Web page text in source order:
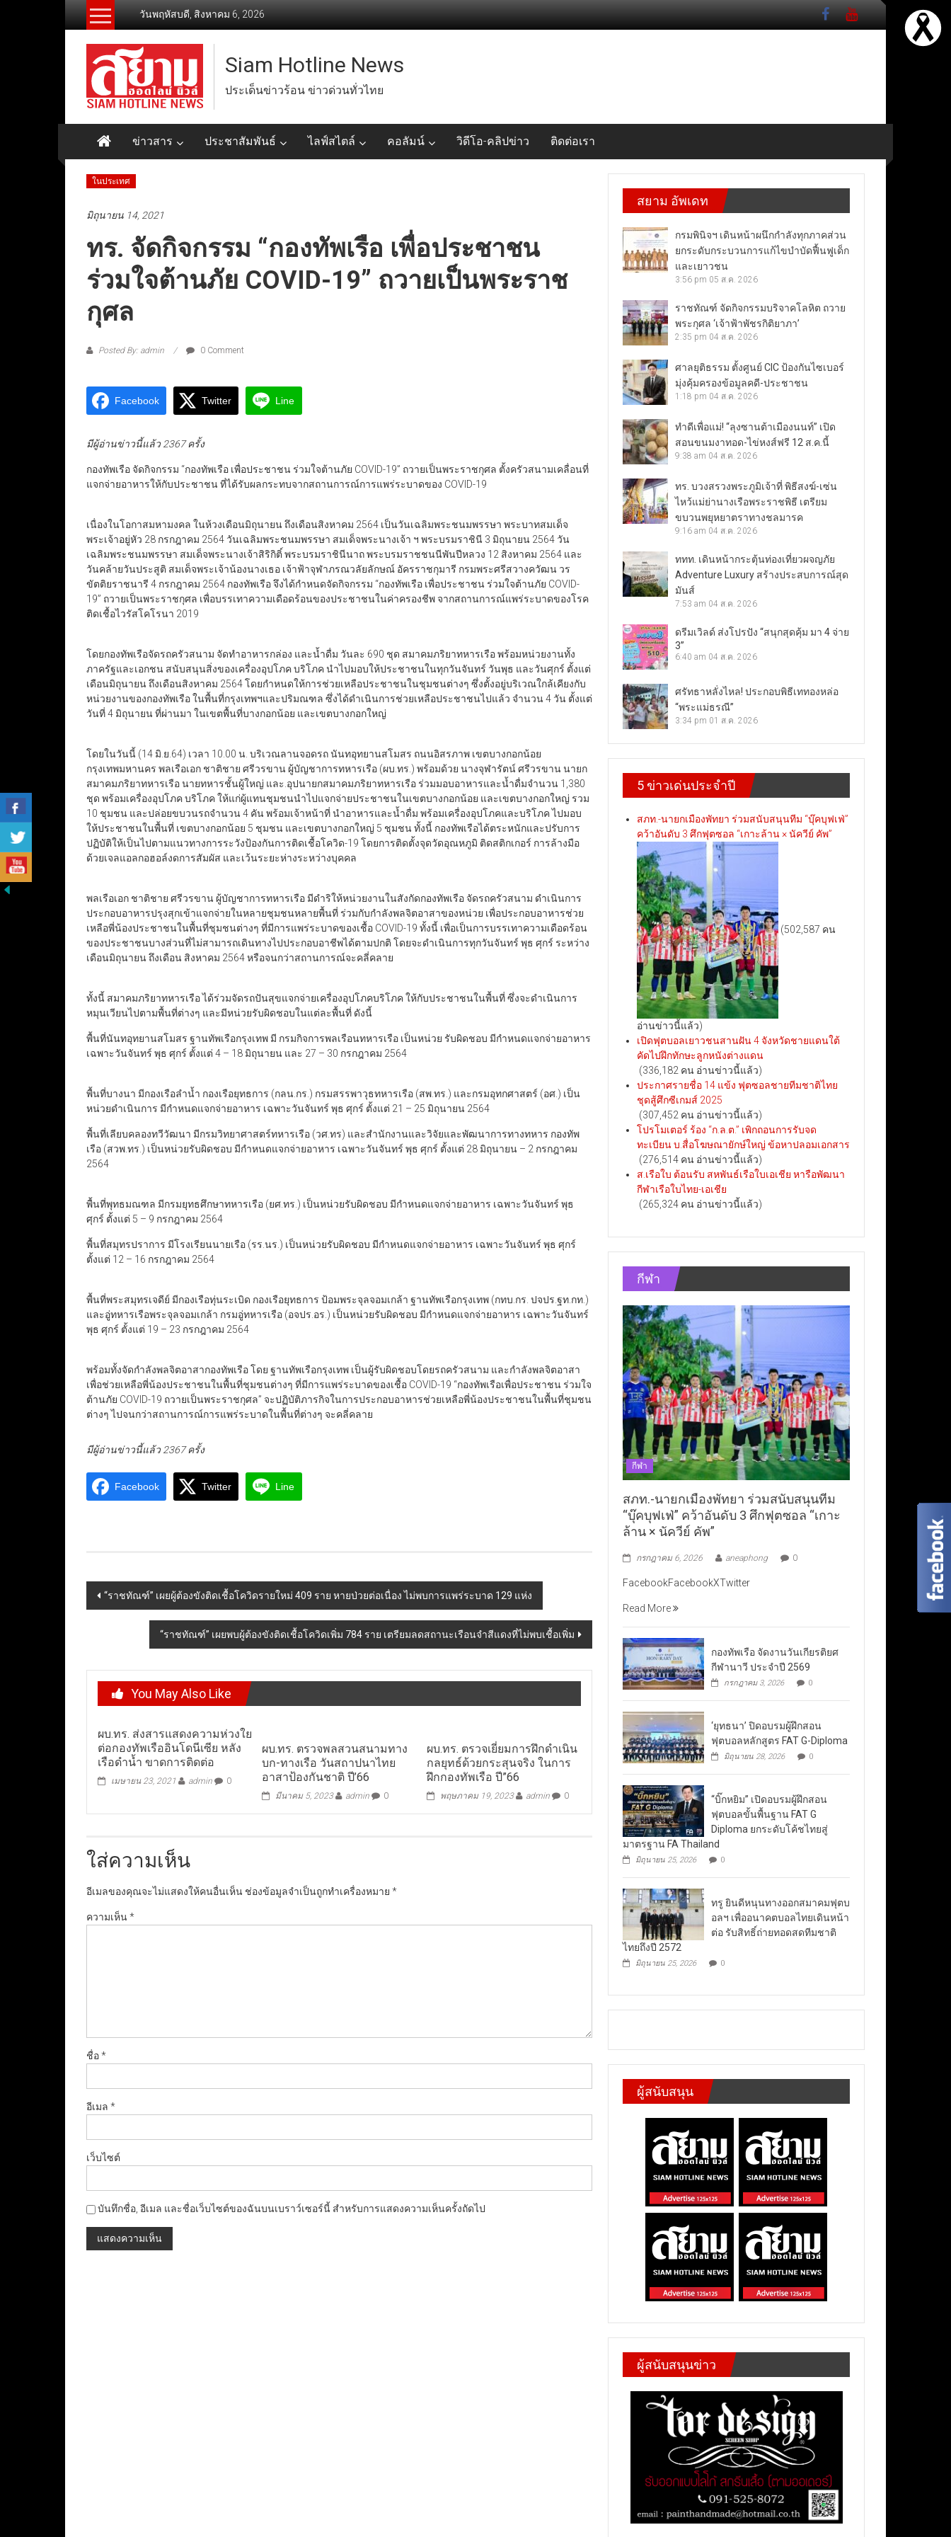
วันพฤหัสบดี, สิงหาคม 6, 2026
Siam Hotline News
ประเด็นข่าวร้อน ข่าวด่วนทั่วไทย
ข่าวสาร ประชาสัมพันธ์ ไลฟ์สไตล์ คอลัมน์ วิดีโอ-คลิปข่าว ติดต่อเรา
ในประเทศ
มิถุนายน 14, 2021
ทร. จัดกิจกรรม “กองทัพเรือ เพื่อประชาชน
ร่วมใจต้านภัย COVID-19” ถวายเป็นพระราช
กุศล
Posted By: admin 0 Comment
Facebook Twitter Line
มีผู้อ่านข่าวนี้แล้ว 2367 ครั้ง
กองทัพเรือ จัดกิจกรรม “กองทัพเรือ เพื่อประชาชน ร่วมใจต้านภัย COVID-19” ถวายเป็นพระราชกุศล ตั้งครัวสนามเคลื่อนที่
แจกจ่ายอาหารให้กับประชาชน ที่ได้รับผลกระทบจากสถานการณ์การแพร่ระบาดของ COVID-19
เนื่องในโอกาสมหามงคล ในห้วงเดือนมิถุนายน ถึงเดือนสิงหาคม 2564 เป็นวันเฉลิมพระชนมพรรษา พระบาทสมเด็จ
พระเจ้าอยู่หัว 28 กรกฎาคม 2564 วันเฉลิมพระชนมพรรษา สมเด็จพระนางเจ้า ฯ พระบรมราชินี 3 มิถุนายน 2564 วัน
เฉลิมพระชนมพรรษา สมเด็จพระนางเจ้าสิริกิติ์ พระบรมราชินีนาถ พระบรมราชชนนีพันปีหลวง 12 สิงหาคม 2564 และ
วันคล้ายวันประสูติ สมเด็จพระเจ้าน้องนางเธอ เจ้าฟ้าจุฬาภรณวลัยลักษณ์ อัครราชกุมารี กรมพระศรีสวางควัฒน วร
ขัตติยราชนารี 4 กรกฎาคม 2564 กองทัพเรือ จึงได้กำหนดจัดกิจกรรม “กองทัพเรือ เพื่อประชาชน ร่วมใจต้านภัย COVID-
19” ถวายเป็นพระราชกุศล เพื่อบรรเทาความเดือดร้อนของประชาชนในค่าครองชีพ จากสถานการณ์แพร่ระบาดของโรค
ติดเชื้อไวรัสโคโรนา 2019
โดยกองทัพเรือจัดรถครัวสนาม จัดทำอาหารกล่อง และน้ำดื่ม วันละ 690 ชุด สมาคมภริยาทหารเรือ พร้อมหน่วยงานทั้ง
ภาครัฐและเอกชน สนับสนุนสิ่งของเครื่องอุปโภค บริโภค นำไปมอบให้ประชาชนในทุกวันจันทร์ วันพุธ และวันศุกร์ ตั้งแต่
เดือนมิถุนายน ถึงเดือนสิงหาคม 2564 โดยกำหนดให้การช่วยเหลือประชาชนในชุมชนต่างๆ ซึ่งตั้งอยู่บริเวณใกล้เคียงกับ
หน่วยงานของกองทัพเรือ ในพื้นที่กรุงเทพฯและปริมณฑล ซึ่งได้ดำเนินการช่วยเหลือประชาชนไปแล้ว จำนวน 4 วัน ตั้งแต่
วันที่ 4 มิถุนายน ที่ผ่านมา ในเขตพื้นที่บางกอกน้อย และเขตบางกอกใหญ่
โดยในวันนี้ (14 มิ.ย.64) เวลา 10.00 น. บริเวณลานจอดรถ นันทอุทยานสโมสร ถนนอิสรภาพ เขตบางกอกน้อย
กรุงเทพมหานคร พลเรือเอก ชาติชาย ศรีวรขาน ผู้บัญชาการทหารเรือ (ผบ.ทร.) พร้อมด้วย นางจุฬารัตน์ ศรีวรขาน นายก
สมาคมภริยาทหารเรือ นายทหารชั้นผู้ใหญ่ และ.อุปนายกสมาคมภริยาทหารเรือ ร่วมมอบอาหารและน้ำดื่มจำนวน 1,380
ชุด พร้อมเครื่องอุปโภค บริโภค ให้แก่ผู้แทนชุมชนนำไปแจกจ่ายประชาชนในเขตบางกอกน้อย และเขตบางกอกใหญ่ รวม
10 ชุมชน และปล่อยขบวนรถจำนวน 4 คัน พร้อมเจ้าหน้าที่ นำอาหารและน้ำดื่ม พร้อมเครื่องอุปโภคและบริโภค ไปมอบ
ให้ประชาชนในพื้นที่ เขตบางกอกน้อย 5 ชุมชน และเขตบางกอกใหญ่ 5 ชุมชน ทั้งนี้ กองทัพเรือได้ตระหนักและปรับการ
ปฏิบัติให้เป็นไปตามแนวทางการระวังป้องกันการติดเชื้อโควิด-19 โดยการติดตั้งจุดวัดอุณหภูมิ ติดสติกเกอร์ การล้างมือ
ด้วยเจลแอลกอฮอล์งดการสัมผัส และเว้นระยะห่างระหว่างบุคคล
พลเรือเอก ชาติชาย ศรีวรขาน ผู้บัญชาการทหารเรือ มีดำริให้หน่วยงานในสังกัดกองทัพเรือ จัดรถครัวสนาม ดำเนินการ
ประกอบอาหารปรุงสุกเข้าแจกจ่ายในหลายชุมชนหลายพื้นที่ ร่วมกับกำลังพลจิตอาสาของหน่วย เพื่อประกอบอาหารช่วย
เหลือพี่น้องประชาชนในพื้นที่ชุมชนต่างๆ ที่มีการแพร่ระบาดของเชื้อ COVID-19 ทั้งนี้ เพื่อเป็นการบรรเทาความเดือดร้อน
ของประชาชนบางส่วนที่ไม่สามารถเดินทางไปประกอบอาชีพได้ตามปกติ โดยจะดำเนินการทุกวันจันทร์ พุธ ศุกร์ ระหว่าง
เดือนมิถุนายน ถึงเดือน สิงหาคม 2564 หรือจนกว่าสถานการณ์จะคลี่คลาย
ทั้งนี้ สมาคมภริยาทหารเรือ ได้ร่วมจัดรถปันสุขแจกจ่ายเครื่องอุปโภคบริโภค ให้กับประชาชนในพื้นที่ ซึ่งจะดำเนินการ
หมุนเวียนไปตามพื้นที่ต่างๆ และมีหน่วยรับผิดชอบในแต่ละพื้นที่ ดังนี้
พื้นที่นันทอุทยานสโมสร ฐานทัพเรือกรุงเทพ มี กรมกิจการพลเรือนทหารเรือ เป็นหน่วย รับผิดชอบ มีกำหนดแจกจ่ายอาหาร
เฉพาะวันจันทร์ พุธ ศุกร์ ตั้งแต่ 4 – 18 มิถุนายน และ 27 – 30 กรกฎาคม 2564
พื้นที่บางนา มีกองเรือลำน้ำ กองเรือยุทธการ (กลน.กร.) กรมสรรพาวุธทหารเรือ (สพ.ทร.) และกรมอุทกศาสตร์ (อศ.) เป็น
หน่วยดำเนินการ มีกำหนดแจกจ่ายอาหาร เฉพาะวันจันทร์ พุธ ศุกร์ ตั้งแต่ 21 – 25 มิถุนายน 2564
พื้นที่เลียบคลองทวีวัฒนา มีกรมวิทยาศาสตร์ทหารเรือ (วศ.ทร) และสำนักงานและวิจัยและพัฒนาการทางทหาร กองทัพ
เรือ (สวพ.ทร.) เป็นหน่วยรับผิดชอบ มีกำหนดแจกจ่ายอาหาร เฉพาะวันจันทร์ พุธ ศุกร์ ตั้งแต่ 28 มิถุนายน – 2 กรกฎาคม
2564
พื้นที่พุทธมณฑล มีกรมยุทธศึกษาทหารเรือ (ยศ.ทร.) เป็นหน่วยรับผิดชอบ มีกำหนดแจกจ่ายอาหาร เฉพาะวันจันทร์ พุธ
ศุกร์ ตั้งแต่ 5 – 9 กรกฎาคม 2564
พื้นที่สมุทรปราการ มีโรงเรียนนายเรือ (รร.นร.) เป็นหน่วยรับผิดชอบ มีกำหนดแจกจ่ายอาหาร เฉพาะวันจันทร์ พุธ ศุกร์
ตั้งแต่ 12 – 16 กรกฎาคม 2564
พื้นที่พระสมุทรเจดีย์ มีกองเรือทุ่นระเบิด กองเรือยุทธการ ป้อมพระจุลจอมเกล้า ฐานทัพเรือกรุงเทพ (กทบ.กร. ปจปร.ฐท.กท.)
และอู่ทหารเรือพระจุลจอมเกล้า กรมอู่ทหารเรือ (อจปร.อร.) เป็นหน่วยรับผิดชอบ มีกำหนดแจกจ่ายอาหาร เฉพาะวันจันทร์
พุธ ศุกร์ ตั้งแต่ 19 – 23 กรกฎาคม 2564
พร้อมทั้งจัดกำลังพลจิตอาสากองทัพเรือ โดย ฐานทัพเรือกรุงเทพ เป็นผู้รับผิดชอบโดยรถครัวสนาม และกำลังพลจิตอาสา
เพื่อช่วยเหลือพี่น้องประชาชนในพื้นที่ชุมชนต่างๆ ที่มีการแพร่ระบาดของเชื้อ COVID-19 “กองทัพเรือเพื่อประชาชน ร่วมใจ
ต้านภัย COVID-19 ถวายเป็นพระราชกุศล” จะปฏิบัติภารกิจในการประกอบอาหารช่วยเหลือพี่น้องประชาชนในพื้นที่ชุมชน
ต่างๆ ไปจนกว่าสถานการณ์การแพร่ระบาดในพื้นที่ต่างๆ จะคลี่คลาย
มีผู้อ่านข่าวนี้แล้ว 2367 ครั้ง
Facebook Twitter Line
Post
navigation
“ราชทัณฑ์” เผยผู้ต้องขังติดเชื้อโควิดรายใหม่ 409 ราย หายป่วยต่อเนื่อง ไม่พบการแพร่ระบาด 129 แห่ง
“ราชทัณฑ์” เผยพบผู้ต้องขังติดเชื้อโควิดเพิ่ม 784 ราย เตรียมลดสถานะเรือนจำสีแดงที่ไม่พบเชื้อเพิ่ม
You May Also Like
ผบ.ทร. ส่งสารแสดงความห่วงใย
ต่อกองทัพเรืออินโดนีเซีย หลัง
เรือดำน้ำ ขาดการติดต่อ
เมษายน 23, 2021 admin 0
ผบ.ทร. ตรวจพลสวนสนามทาง
บก-ทางเรือ วันสถาปนาไทย
อาสาป้องกันชาติ ปี’66
มีนาคม 5, 2023 admin 0
ผบ.ทร. ตรวจเยี่ยมการฝึกดำเนิน
กลยุทธ์ด้วยกระสุนจริง ในการ
ฝึกกองทัพเรือ ปี”66
พฤษภาคม 19, 2023 admin 0
ใส่ความเห็น
อีเมลของคุณจะไม่แสดงให้คนอื่นเห็น ช่องข้อมูลจำเป็นถูกทำเครื่องหมาย *
ความเห็น*
ชื่อ*
อีเมล *
เว็บไซต์
บันทึกชื่อ, อีเมล และชื่อเว็บไซต์ของฉันบนเบราว์เซอร์นี้ สำหรับการแสดงความเห็นครั้งถัดไป
สยาม อัพเดท
กรมพินิจฯ เดินหน้าผนึกกำลังทุกภาคส่วน
ยกระดับกระบวนการแก้ไขบำบัดฟื้นฟูเด็ก
และเยาวชน
3:56 pm 05 ส.ค. 2026
ราชทัณฑ์ จัดกิจกรรมบริจาคโลหิต ถวาย
พระกุศล ‘เจ้าฟ้าพัชรกิติยาภา’
2:35 pm 04 ส.ค. 2026
ศาลยุติธรรม ตั้งศูนย์ CIC ป้องกันไซเบอร์
มุ่งคุ้มครองข้อมูลคดี-ประชาชน
1:18 pm 04 ส.ค. 2026
ทำดีเพื่อแม่! “ลุงซานต้าเมืองนนท์” เปิด
สอนขนมงาทอด-ไข่หงส์ฟรี 12 ส.ค.นี้
9:38 am 04 ส.ค. 2026
ทร. บวงสรวงพระภูมิเจ้าที่ พิธีสงฆ์-เซ่น
ไหว้แม่ย่านางเรือพระราชพิธี เตรียม
ขบวนพยุหยาตราทางชลมารค
9:16 am 04 ส.ค. 2026
ททท. เดินหน้ากระตุ้นท่องเที่ยวผจญภัย
Adventure Luxury สร้างประสบการณ์สุด
มันส์
7:53 am 04 ส.ค. 2026
ดรีมเวิลด์ ส่งโปรปัง “สนุกสุดคุ้ม มา 4 จ่าย
3”
6:40 am 04 ส.ค. 2026
ศรัทธาหลั่งไหล! ประกอบพิธีเททองหล่อ
“พระแม่ธรณี”
3:34 pm 01 ส.ค. 2026
5 ข่าวเด่นประจำปี
สภท.-นายกเมืองพัทยา ร่วมสนับสนุนทีม “บุ๊คบุฟเฟ่”
คว้าอันดับ 3 ศึกฟุตซอล “เกาะล้าน × นัควีย์ คัพ”
(502,587 คน
อ่านข่าวนี้แล้ว)
เปิดฟุตบอลเยาวชนสานฝัน 4 จังหวัดชายแดนใต้
คัดไปฝึกทักษะลูกหนังต่างแดน
(336,182 คน อ่านข่าวนี้แล้ว)
ประกาศรายชื่อ 14 แข้ง ฟุตซอลชายทีมชาติไทย
ชุดสู้ศึกซีเกมส์ 2025
(307,452 คน อ่านข่าวนี้แล้ว)
โปรโมเตอร์ ร้อง “ก.ล.ต.” เพิกถอนการรับจด
ทะเบียน บ.สื่อโฆษณายักษ์ใหญ่ ข้อหาปลอมเอกสาร
(276,514 คน อ่านข่าวนี้แล้ว)
ส.เรือใบ ต้อนรับ สหพันธ์เรือใบเอเชีย หารือพัฒนา
กีฬาเรือใบไทย-เอเชีย
(265,324 คน อ่านข่าวนี้แล้ว)
กีฬา
กีฬา
สภท.-นายกเมืองพัทยา ร่วมสนับสนุนทีม
“บุ๊คบุฟเฟ่” คว้าอันดับ 3 ศึกฟุตซอล “เกาะ
ล้าน × นัควีย์ คัพ”
กรกฎาคม 6, 2026 aneaphong 0
FacebookFacebookXTwitter
Read More
กองทัพเรือ จัดงานวันเกียรติยศ
กีฬานาวี ประจำปี 2569
กรกฎาคม 3, 2026 0
‘ยุทธนา’ ปิดอบรมผู้ฝึกสอน
ฟุตบอลหลักสูตร FAT G-Diploma
มิถุนายน 28, 2026 0
“บิ๊กหยิม” เปิดอบรมผู้ฝึกสอน
ฟุตบอลขั้นพื้นฐาน FAT G
Diploma ยกระดับโค้ชไทยสู่
มาตรฐาน FA Thailand
มิถุนายน 25, 2026 0
ทรู ยินดีหนุนทางออกสมาคมฟุตบ
อลฯ เพื่ออนาคตบอลไทยเดินหน้า
ต่อ รับสิทธิ์ถ่ายทอดสดทีมชาติ
ไทยถึงปี 2572
มิถุนายน 25, 2026 0
ผู้สนับสนุน
ผู้สนับสนุนข่าว